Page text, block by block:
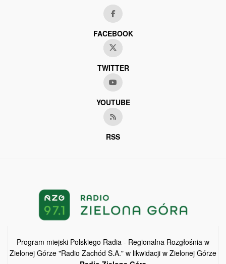
FACEBOOK
TWITTER
YOUTUBE
RSS
Program miejski Polskiego Radia - Regionalna Rozgłośnia w
Zielonej Górze "Radio Zachód S.A." w likwidacji w Zielonej Górze